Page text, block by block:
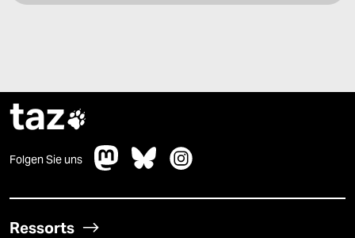
taz
Folgen Sie uns
Ressorts